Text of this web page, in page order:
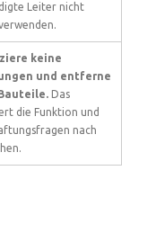
Leiter nicht
keine
und entferne
Das
die Funktion und
nach